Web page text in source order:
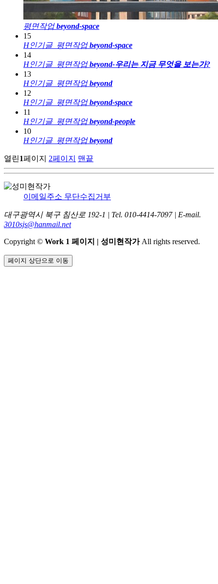
평면작업 beyond-space
15
H인기글 평면작업 beyond-space
14
H인기글 평면작업 beyond-우리는 지금 무엇을 보는가?
13
H인기글 평면작업 beyond
12
H인기글 평면작업 beyond-space
11
H인기글 평면작업 beyond-people
10
H인기글 평면작업 beyond
열린1페이지 2페이지 맨끝
이메일주소 무단수집거부
대구광역시 북구 침산로 192-1 | Tel. 010-4414-7097 | E-mail.
3010sjs@hanmail.net
Copyright © Work 1 페이지 | 성미현작가 All rights reserved.
페이지 상단으로 이동